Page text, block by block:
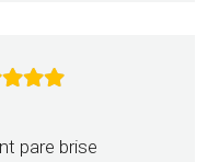
pare brise